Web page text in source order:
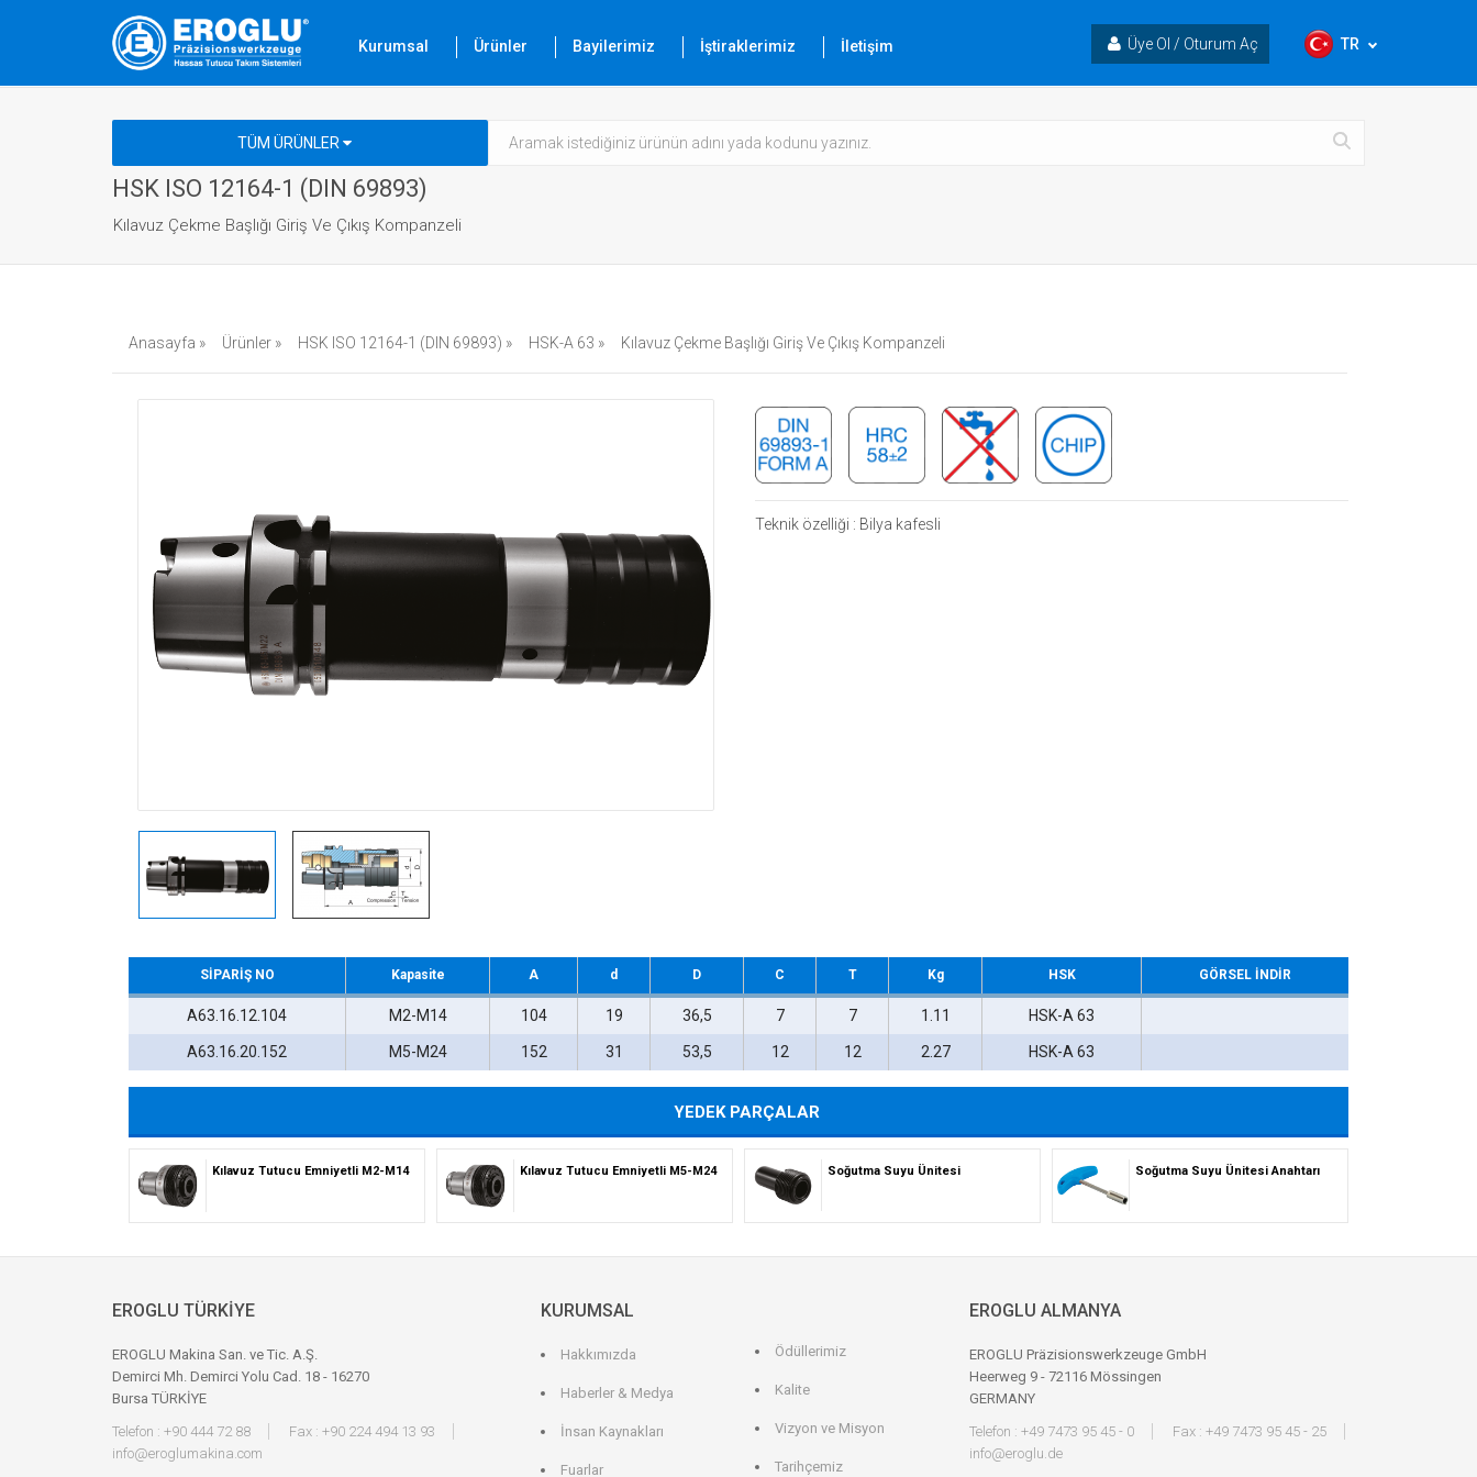
Kurumsal Ürünler Bayilerimiz İştiraklerimiz İletişim TR
Üye Ol / Oturum Aç
TÜM ÜRÜNLER
HSK ISO 12164-1 (DIN 69893)
Kılavuz Çekme Başlığı Giriş Ve Çıkış Kompanzeli
Anasayfa » Ürünler » HSK ISO 12164-1 (DIN 69893) » HSK-A 63 » Kılavuz Çekme Başlığı Giriş Ve Çıkış Kompanzeli
Teknik özelliği : Bilya kafesli
SİPARİŞ NO Kapasite A d D C T Kg HSK GÖRSEL İNDİR
A63.16.12.104 M2-M14 104 19 36,5 7 7 1.11 HSK-A 63
A63.16.20.152 M5-M24 152 31 53,5 12 12 2.27 HSK-A 63
YEDEK PARÇALAR
Kılavuz Tutucu Emniyetli M2-M14 Kılavuz Tutucu Emniyetli M5-M24 Soğutma Suyu Ünitesi Soğutma Suyu Ünitesi Anahtarı
EROGLU TÜRKİYE
EROGLU Makina San. ve Tic. A.Ş.
Demirci Mh. Demirci Yolu Cad. 18 - 16270
Bursa TÜRKİYE
Telefon : +90 444 72 88
Fax : +90 224 494 13 93
info@eroglumakina.com
KURUMSAL
Hakkımızda
Haberler & Medya
İnsan Kaynakları
Fuarlar
Ödüllerimiz
Kalite
Vizyon ve Misyon
Tarihçemiz
EROGLU ALMANYA
EROGLU Präzisionswerkzeuge GmbH
Heerweg 9 - 72116 Mössingen
GERMANY
Telefon : +49 7473 95 45 - 0
Fax : +49 7473 95 45 - 25
info@eroglu.de